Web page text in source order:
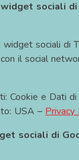
sociali
sociali di
il social
Cookie e Dati di
USA – Privacy
sociali di